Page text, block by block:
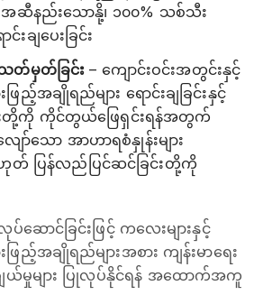
ဆီနည်းသောနို့၊ ၁၀၀% သစ်သီး
ချပေးခြင်း
သတ်မှတ်ခြင်း – ကျောင်းဝင်းအတွင်းနှင့်
အချိုရည်များ ရောင်းချခြင်းနှင့်
းတို့ကို ကိုင်တွယ်ဖြေရှင်းရန်အတွက်
ော်သော အာဟာရစံနှုန်းများ
ပြန်လည်ပြင်ဆင်ခြင်းတို့ကို
ဆောင်ခြင်းဖြင့် ကလေးများနှင့်
ည့်အချိုရည်များအစား ကျန်းမာရေး
ယ်မှုများ ပြုလုပ်နိုင်ရန် အထောက်အကူ